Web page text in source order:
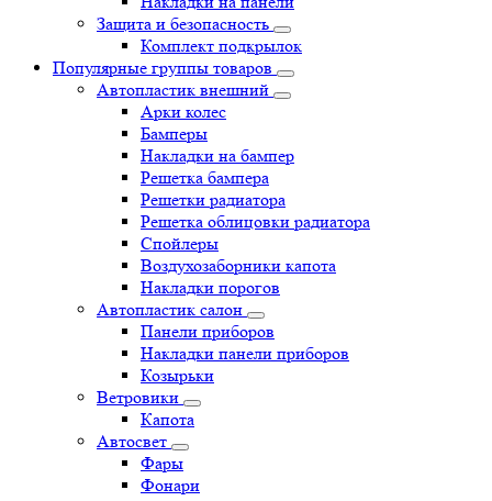
Защита и безопасность
Комплект подкрылок
Популярные группы товаров
Автопластик внешний
Арки колес
Бамперы
Накладки на бампер
Решетка бампера
Решетки радиатора
Решетка облицовки радиатора
Спойлеры
Воздухозаборники капота
Накладки порогов
Автопластик салон
Панели приборов
Накладки панели приборов
Козырьки
Ветровики
Капота
Автосвет
Фары
Фонари